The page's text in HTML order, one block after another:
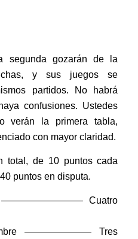
segunda gozarán de la
y sus juegos se
partidos. No habrá
confusiones. Ustedes
verán la primera tabla,
con mayor claridad.
total, de 10 puntos cada
puntos en disputa.
————————– Cuatro
——————— Tres